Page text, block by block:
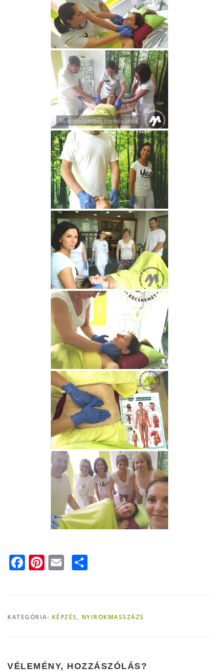
Facebook
Pinterest
Email
KATEGÓRIA: KÉPZÉS , NYIROKMASSZÁZS
VÉLEMÉNY, HOZZÁSZÓLÁS?